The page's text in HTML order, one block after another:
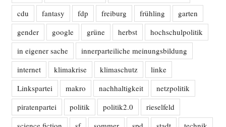
cdu
fantasy fdp freiburg frühling
garten
gender
google grüne herbst
hochschulpolitik
in eigener sache
innerparteiliche meinungsbildung
internet
klimakrise klimaschutz
linke
Linkspartei
makro nachhaltigkeit
netzpolitik
piratenpartei
politik politik2.0
rieselfeld